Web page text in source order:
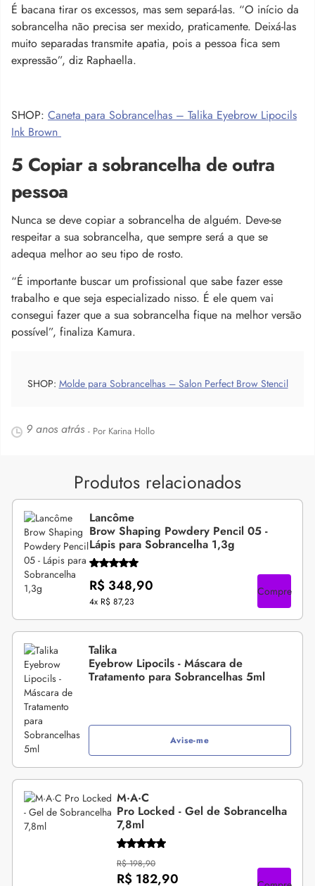
É bacana tirar os excessos, mas sem separá-las. “O início da
sobrancelha não precisa ser mexido, praticamente. Deixá-las
muito separadas transmite apatia, pois a pessoa fica sem
expressão”, diz Raphaella.
SHOP: Caneta para Sobrancelhas – Talika Eyebrow Lipocils
Ink Brown
5 Copiar a sobrancelha de outra
pessoa
Nunca se deve copiar a sobrancelha de alguém. Deve-se
respeitar a sua sobrancelha, que sempre será a que se
adequa melhor ao seu tipo de rosto.
“É importante buscar um profissional que sabe fazer esse
trabalho e que seja especializado nisso. É ele quem vai
consegui fazer que a sua sobrancelha fique na melhor versão
possível”, finaliza Kamura.
SHOP: Molde para Sobrancelhas – Salon Perfect Brow Stencil
9 anos atrás - Por Karina Hollo
Produtos relacionados
Lancôme
Brow Shaping Powdery Pencil 05 -
Lápis para Sobrancelha 1,3g
R$ 348,90
4x R$ 87,23
Compre
Talika
Eyebrow Lipocils - Máscara de
Tratamento para Sobrancelhas 5ml
Avise-me
M·A·C
Pro Locked - Gel de Sobrancelha
7,8ml
R$ 198,90
R$ 182,90